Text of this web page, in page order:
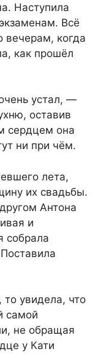
Наступила
Всё
вечерам, когда
как прошёл
устал, —
оставив
сердцем она
ни при чём.
лета,
их свадьбы.
Антона
и
собрала
то увидела, что
самой
не обращая
у Кати